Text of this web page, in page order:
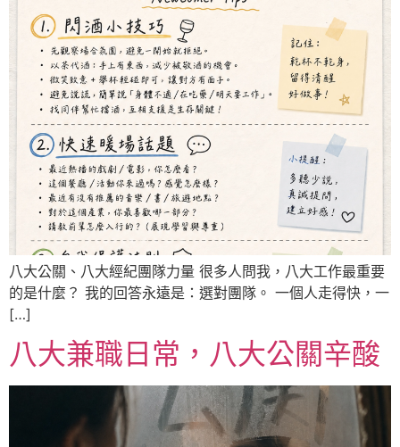
八大公關、八大經紀團隊力量 很多人問我，八大工作最重要
的是什麼？ 我的回答永遠是：選對團隊。 一個人走得快，一
[…]
八大兼職日常，八大公關辛酸